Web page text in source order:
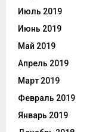
Июль 2019
Июнь 2019
Май 2019
Апрель 2019
Март 2019
Февраль 2019
Январь 2019